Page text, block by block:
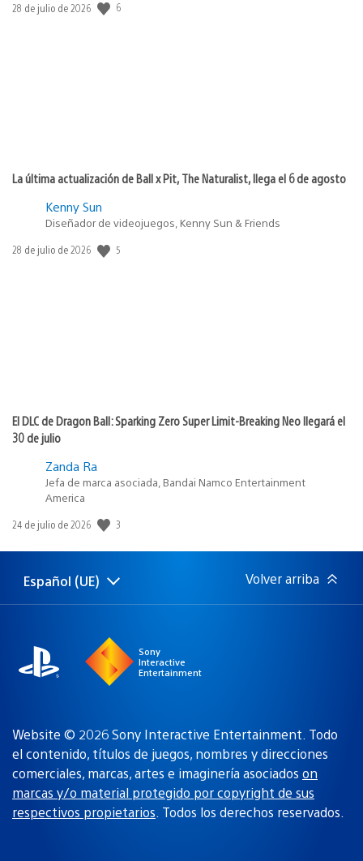
Fecha
28 de julio de 2026 6
La última actualización de Ball x Pit, The Naturalist, llega el 6 de agosto
Kenny Sun
Diseñador de videojuegos, Kenny Sun & Friends
Fecha
28 de julio de 2026 5
El DLC de Dragon Ball: Sparking Zero Super Limit-Breaking Neo llegará el
30 de julio
Zanda Ra
Jefa de marca asociada, Bandai Namco Entertainment
America
Fecha
publicación:
24 de julio de 2026 3
Selecciona
una
Región
actual:
Español (UE) Volver arriba
Sony
Interactive
Entertainment
Website © 2026 Sony Interactive Entertainment. Todo
el contenido, títulos de juegos, nombres y direcciones
comerciales, marcas, artes e imaginería asociados on
marcas y/o material protegido por copyright de sus
respectivos propietarios. Todos los derechos reservados.